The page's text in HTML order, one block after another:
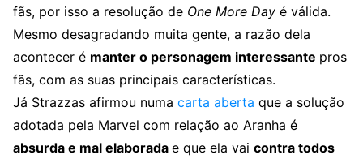
fãs, por isso a resolução de One More Day é válida.
Mesmo desagradando muita gente, a razão dela
acontecer é manter o personagem interessante pros
fãs, com as suas principais características.
Já Strazzas afirmou numa carta aberta que a solução
adotada pela Marvel com relação ao Aranha é
absurda e mal elaborada e que ela vai contra todos